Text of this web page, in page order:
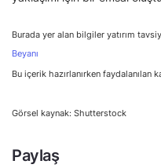
Burada yer alan bilgiler yatırım
Beyanı
Bu içerik hazırlanırken faydalanılan
Görsel kaynak: Shutterstock
Paylaş